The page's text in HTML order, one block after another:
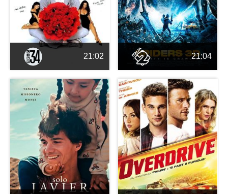
21:02 21:04